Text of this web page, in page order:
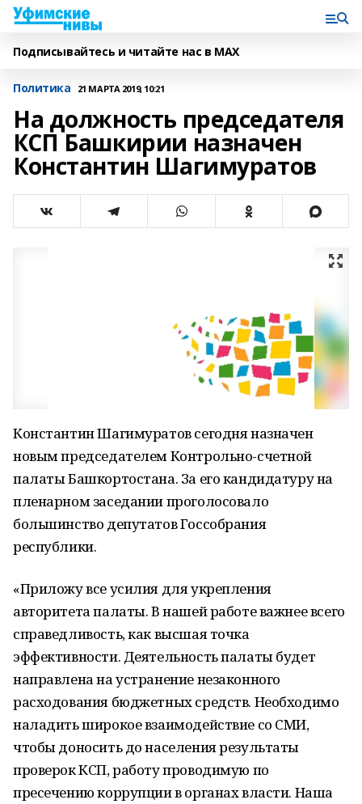
Подписывайтесь и читайте нас в MAX
Политика 21 МАРТА 2019, 10:21
На должность председателя
КСП Башкирии назначен
Константин Шагимуратов
Константин Шагимуратов сегодня назначен
новым председателем Контрольно-счетной
палаты Башкортостана. За его кандидатуру на
пленарном заседании проголосовало
большинство депутатов Госсобрания
республики.
«Приложу все усилия для укрепления
авторитета палаты. В нашей работе важнее всего
справедливость, как высшая точка
эффективности. Деятельность палаты будет
направлена на устранение незаконного
расходования бюджетных средств. Необходимо
наладить широкое взаимодействие со СМИ,
чтобы доносить до населения результаты
проверок КСП, работу проводимую по
пресечению коррупции в органах власти. Наша